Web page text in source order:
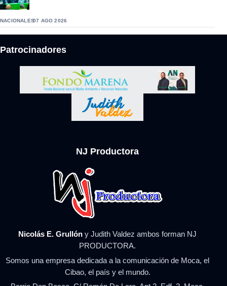
NACIONALES07 AGO 2026
Patrocinadores
NJ Productora
Nicolás E. Grullón y Judith Valdez ambos forman NJ
PRODUCTORA.
Somos una empresa dedicada a la comunicación de Moca, el
Cibao, el país y el mundo.